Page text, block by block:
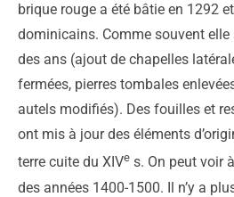
brique rouge a été bâtie en 1292
dominicains. Comme souvent elle
des ans (ajout de chapelles
fermées, pierres tombales
autels modifiés). Des fouilles et
ont mis à jour des éléments
terre cuite du XIVe s. On peut voir
des années 1400-1500. Il n’y a